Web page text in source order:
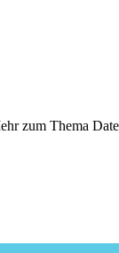
zum Thema